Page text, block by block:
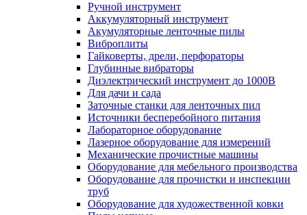
Ручной инструмент
Аккумуляторный инструмент
Акумуляторные ленточные пилы
Виброплиты
Гайковерты, дрели, перфораторы
Глубинные вибраторы
Диэлектрический инструмент до 1000В
Для дачи и сада
Заточные станки для ленточных пил
Источники бесперебойного питания
Лабораторное оборудование
Лазерное оборудование для измерений
Механические прочистные машины
Оборудование для мебельного производства
Оборудование для прочистки и инспекции
труб
Оборудование для художественной ковки